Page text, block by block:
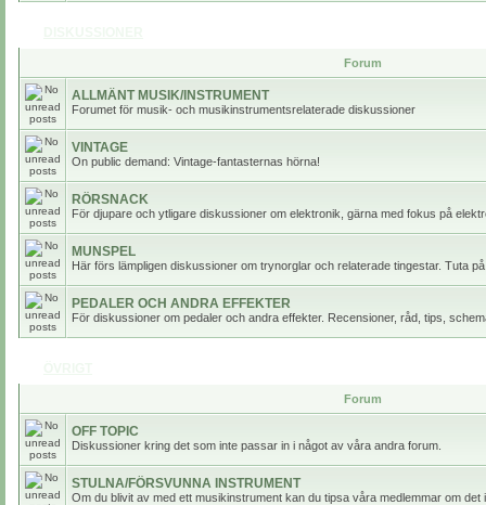
Forum
ALLMÄNT MUSIK/INSTRUMENT
Forumet för musik- och musikinstrumentsrelaterade diskussioner
VINTAGE
On public demand: Vintage-fantasternas hörna!
RÖRSNACK
För djupare och ytligare diskussioner om elektronik, gärna med fokus på
MUNSPEL
Här förs lämpligen diskussioner om trynorglar och relaterade tingestar. Tuta
PEDALER OCH ANDRA EFFEKTER
För diskussioner om pedaler och andra effekter. Recensioner, råd, tips,
Forum
OFF TOPIC
Diskussioner kring det som inte passar in i något av våra andra forum.
STULNA/FÖRSVUNNA INSTRUMENT
Om du blivit av med ett musikinstrument kan du tipsa våra medlemmar om det